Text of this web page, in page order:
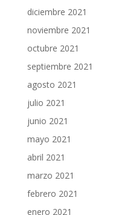
diciembre 2021
noviembre 2021
octubre 2021
septiembre 2021
agosto 2021
julio 2021
junio 2021
mayo 2021
abril 2021
marzo 2021
febrero 2021
enero 2021